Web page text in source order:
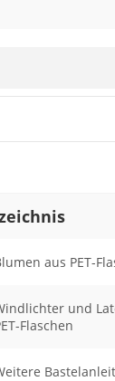
aus PET-
und
Flaschen